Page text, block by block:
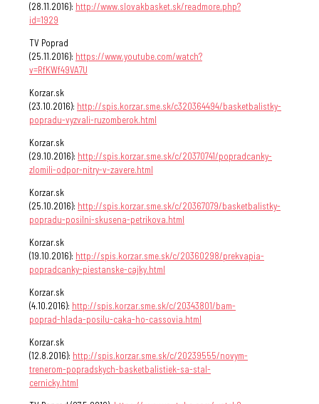
(28.11.2016): http://www.slovakbasket.sk/readmore.php?
id=1929
TV Poprad
(25.11.2016): https://www.youtube.com/watch?
v=RfKWf49VA7U
Korzar.sk
(23.10.2016): http://spis.korzar.sme.sk/c320364494/basketbalistky-
popradu-vyzvali-ruzomberok.html
Korzar.sk
(29.10.2016): http://spis.korzar.sme.sk/c/20370741/popradcanky-
zlomili-odpor-nitry-v-zavere.html
Korzar.sk
(25.10.2016): http://spis.korzar.sme.sk/c/20367079/basketbalistky-
popradu-posilni-skusena-petrikova.html
Korzar.sk
(19.10.2016): http://spis.korzar.sme.sk/c/20360298/prekvapia-
popradcanky-piestanske-cajky.html
Korzar.sk
(4.10.2016): http://spis.korzar.sme.sk/c/20343801/bam-
poprad-hlada-posilu-caka-ho-cassovia.html
Korzar.sk
(12.8.2016): http://spis.korzar.sme.sk/c/20239555/novym-
trenerom-popradskych-basketbalistiek-sa-stal-
cernicky.html